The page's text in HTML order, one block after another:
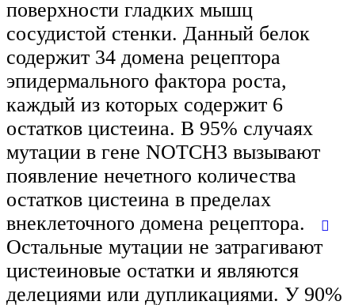
поверхности гладких мышц
сосудистой стенки. Данный белок
содержит 34 домена рецептора
эпидермального фактора роста,
каждый из которых содержит 6
остатков цистеина. В 95% случаях
мутации в гене NOTCH3 вызывают
появление нечетного количества
остатков цистеина в пределах
внеклеточного домена рецептора.
Остальные мутации не затрагивают
цистеиновые остатки и являются
делециями или дупликациями. У 90%